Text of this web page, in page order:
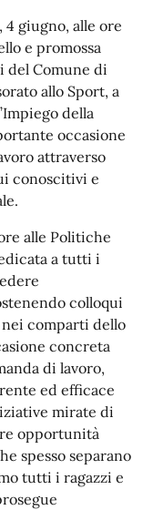
4 giugno, alle ore
e promossa
del Comune di
allo Sport, a
della
occasione
attraverso
conoscitivi e
alle Politiche
a tutti i
colloqui
comparti dello
concreta
di lavoro,
ed efficace
mirate di
opportunità
spesso separano
tutti i ragazzi e